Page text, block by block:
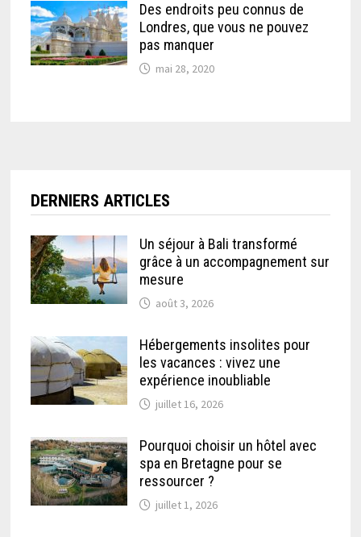
Des endroits peu connus de
Londres, que vous ne pouvez
pas manquer
mai 28, 2020
DERNIERS ARTICLES
Un séjour à Bali transformé
grâce à un accompagnement sur
mesure
août 3, 2026
Hébergements insolites pour
les vacances : vivez une
expérience inoubliable
juillet 16, 2026
Pourquoi choisir un hôtel avec
spa en Bretagne pour se
ressourcer ?
juillet 1, 2026